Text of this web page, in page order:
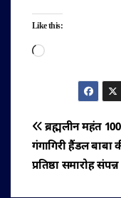
Like this:
Loading…
पोस्ट
नेविगेशन
ब्रह्मलीन महंत
गंगागिरी हैंडल बाबा
प्रतिष्ठा समारोह संपन्न